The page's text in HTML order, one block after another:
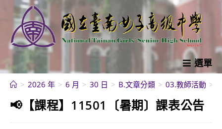
內
選單
> 2026 年 > 6 月 > 30 日 > B.文章分類 > 03.教師活動 >
📢【課程】11501〔暑期〕課表公告